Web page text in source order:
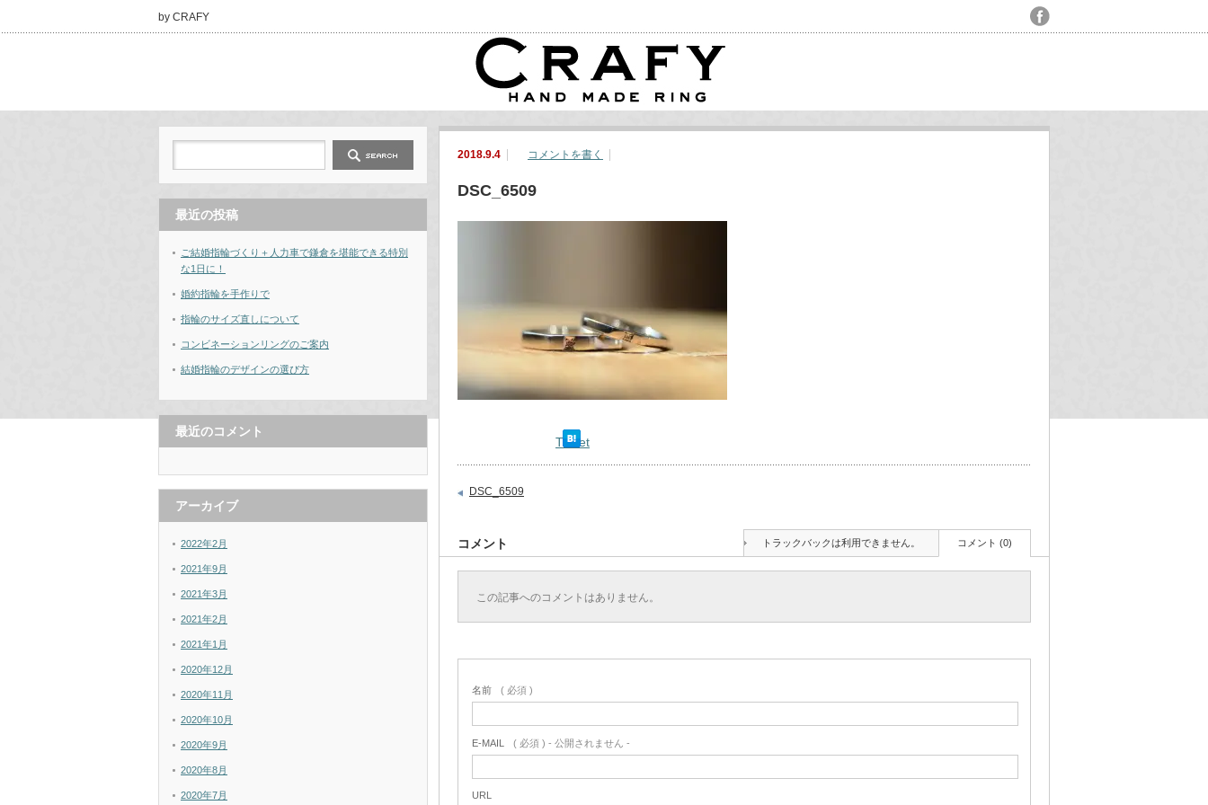
by CRAFY
2018.9.4 コメントを書く
DSC_6509
Tweet
DSC_6509
コメント トラックバックは利用できません。 コメント (0)
この記事へのコメントはありません。
名前 ( 必須 )
E-MAIL ( 必須 ) - 公開されません -
URL
最近の投稿
ご結婚指輪づくり＋人力車で鎌倉を堪能できる特別
な1日に！
婚約指輪を手作りで
指輪のサイズ直しについて
コンビネーションリングのご案内
結婚指輪のデザインの選び方
最近のコメント
アーカイブ
2022年2月
2021年9月
2021年3月
2021年2月
2021年1月
2020年12月
2020年11月
2020年10月
2020年9月
2020年8月
2020年7月